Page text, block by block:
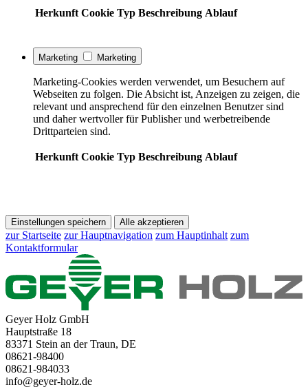
Herkunft Cookie Typ Beschreibung Ablauf
Marketing Marketing
Marketing-Cookies werden verwendet, um Besuchern auf
Webseiten zu folgen. Die Absicht ist, Anzeigen zu zeigen, die
relevant und ansprechend für den einzelnen Benutzer sind
und daher wertvoller für Publisher und werbetreibende
Drittparteien sind.
Herkunft Cookie Typ Beschreibung Ablauf
Einstellungen speichern Alle akzeptieren
zur Startseite zur Hauptnavigation zum Hauptinhalt zum
Kontaktformular
Geyer Holz GmbH
Hauptstraße 18
83371 Stein an der Traun, DE
08621-98400
08621-984033
info@geyer-holz.de